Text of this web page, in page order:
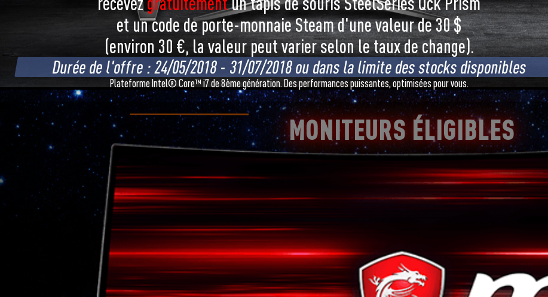
et un code de porte-monnaie Steam d'une valeur de 30 $
(environ 30 €, la valeur peut varier selon le taux de change).
Durée de l'offre : 24/05/2018 - 31/07/2018 ou dans la limite des stocks disponibles
Plateforme Intel® Core™ i7 de 8ème génération. Des performances puissantes, optimisées pour vous.
MONITEURS ÉLIGIBLES